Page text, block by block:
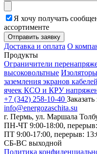
Я хочу получать
ассортименте
Доставка и оплата О
Продукты
Ограничители
высоковольтные Изоляторы
заземления экранов
ячеек КСО и КРУ
+7 (342) 258-10-40
info@energozaschita.su
г. Пермь, ул. Маршала
ПН-ЧТ 9:00-18:00,
ПТ 9:00-17:00, перерыв:
СБ-ВС выходной
Политика